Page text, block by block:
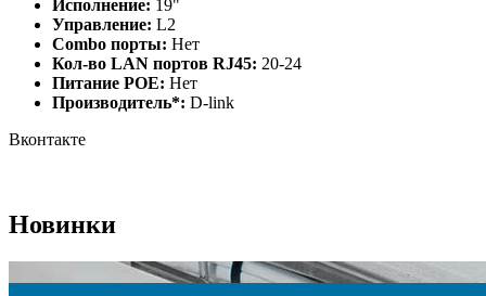
Исполнение: 19"
Управление: L2
Combo порты: Нет
Кол-во LAN портов RJ45: 20-24
Питание РОЕ: Нет
Производитель*: D-link
Вконтакте
Новинки